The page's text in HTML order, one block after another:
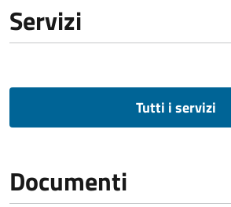
Servizi
Tutti i servizi
Documenti